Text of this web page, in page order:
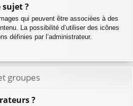
sujet ?
qui peuvent être associées à des
La possibilité d’utiliser des icônes
définies par l’administrateur.
groupes
?